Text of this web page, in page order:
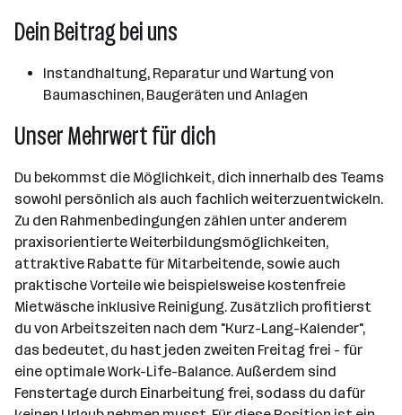
Dein Beitrag bei uns
Instandhaltung, Reparatur und Wartung von
Baumaschinen, Baugeräten und Anlagen
Unser Mehrwert für dich
Du bekommst die Möglichkeit, dich innerhalb des Teams
sowohl persönlich als auch fachlich weiterzuentwickeln.
Zu den Rahmenbedingungen zählen unter anderem
praxisorientierte Weiterbildungsmöglichkeiten,
attraktive Rabatte für Mitarbeitende, sowie auch
praktische Vorteile wie beispielsweise kostenfreie
Mietwäsche inklusive Reinigung. Zusätzlich profitierst
du von Arbeitszeiten nach dem "Kurz-Lang-Kalender",
das bedeutet, du hast jeden zweiten Freitag frei - für
eine optimale Work-Life-Balance. Außerdem sind
Fenstertage durch Einarbeitung frei, sodass du dafür